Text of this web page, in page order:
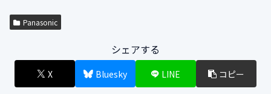
Panasonic
シェアする
X Bluesky LINE コピー